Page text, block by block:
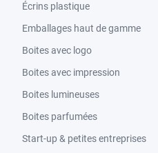
Écrins plastique
Emballages haut de gamme
Boites avec logo
Boites avec impression
Boites lumineuses
Boites parfumées
Start-up & petites entreprises